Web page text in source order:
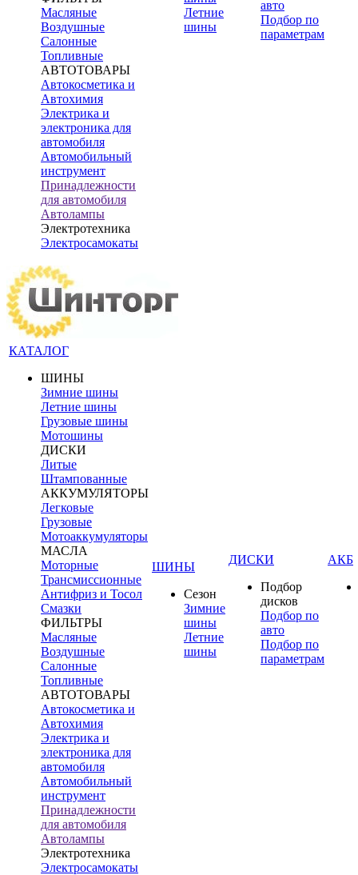
Масляные
Воздушные
Салонные
Топливные
АВТОТОВАРЫ
Автокосметика и
Автохимия
Электрика и
электроника для
автомобиля
Автомобильный
инструмент
Принадлежности
для автомобиля
Автолампы
Электротехника
Электросамокаты
Летние
шины
авто
Подбор по
параметрам
КАТАЛОГ
ШИНЫ
Зимние шины
Летние шины
Грузовые шины
Мотошины
ДИСКИ
Литые
Штампованные
АККУМУЛЯТОРЫ
Легковые
Грузовые
Мотоаккумуляторы
МАСЛА
Моторные
Трансмиссионные
Антифриз и Тосол
Смазки
ФИЛЬТРЫ
Масляные
Воздушные
Салонные
Топливные
АВТОТОВАРЫ
Автокосметика и
Автохимия
Электрика и
электроника для
автомобиля
Автомобильный
инструмент
Принадлежности
для автомобиля
Автолампы
Электротехника
Электросамокаты
ШИНЫ
Сезон
Зимние
шины
Летние
шины
ДИСКИ
Подбор
дисков
Подбор по
авто
Подбор по
параметрам
АКБ